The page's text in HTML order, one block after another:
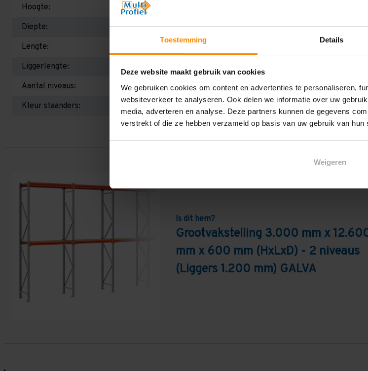
Toestemming Details
Deze website maakt gebruik van cookies
We gebruiken cookies om content en advertenties te personaliseren,
websiteverkeer te analyseren. Ook delen we informatie over uw
media, adverteren en analyse. Deze partners kunnen de gegevens
verstrekt of die ze hebben verzameld op basis van uw gebruik van
Weigeren
Hoogte:
Diepte:
600 mm
Lengte:
Liggerlengte:
1.200 mm
Aantal niveaus:
2
Kleur staanders:
Is dit hem?
Grootvakstelling 3.000 mm x
mm x 600 mm (HxLxD) - 2 niveaus
(Liggers 1.200 mm) GALVA